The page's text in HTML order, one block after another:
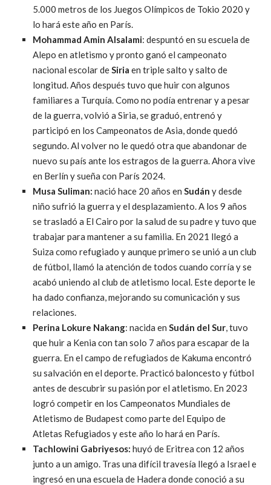
5.000 metros de los Juegos Olímpicos de Tokio 2020 y
lo hará este año en París.
Mohammad Amin Alsalami: despuntó en su escuela de
Alepo en atletismo y pronto ganó el campeonato
nacional escolar de Siria en triple salto y salto de
longitud. Años después tuvo que huir con algunos
familiares a Turquía. Como no podía entrenar y a pesar
de la guerra, volvió a Siria, se graduó, entrenó y
participó en los Campeonatos de Asia, donde quedó
segundo. Al volver no le quedó otra que abandonar de
nuevo su país ante los estragos de la guerra. Ahora vive
en Berlín y sueña con París 2024.
Musa Suliman: nació hace 20 años en Sudán y desde
niño sufrió la guerra y el desplazamiento. A los 9 años
se trasladó a El Cairo por la salud de su padre y tuvo que
trabajar para mantener a su familia. En 2021 llegó a
Suiza como refugiado y aunque primero se unió a un club
de fútbol, llamó la atención de todos cuando corría y se
acabó uniendo al club de atletismo local. Este deporte le
ha dado confianza, mejorando su comunicación y sus
relaciones.
Perina Lokure Nakang: nacida en Sudán del Sur , tuvo
que huir a Kenia con tan solo 7 años para escapar de la
guerra. En el campo de refugiados de Kakuma encontró
su salvación en el deporte. Practicó baloncesto y fútbol
antes de descubrir su pasión por el atletismo. En 2023
logró competir en los Campeonatos Mundiales de
Atletismo de Budapest como parte del Equipo de
Atletas Refugiados y este año lo hará en París.
Tachlowini Gabriyesos: huyó de Eritrea con 12 años
junto a un amigo. Tras una difícil travesía llegó a Israel e
ingresó en una escuela de Hadera donde conoció a su